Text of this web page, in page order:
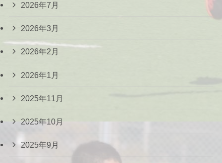
2026年7月
2026年3月
2026年2月
2026年1月
2025年11月
2025年10月
2025年9月